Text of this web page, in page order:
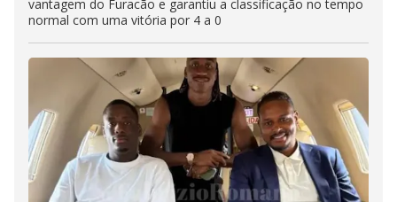
vantagem do Furacão e garantiu a classificação no tempo
normal com uma vitória por 4 a 0